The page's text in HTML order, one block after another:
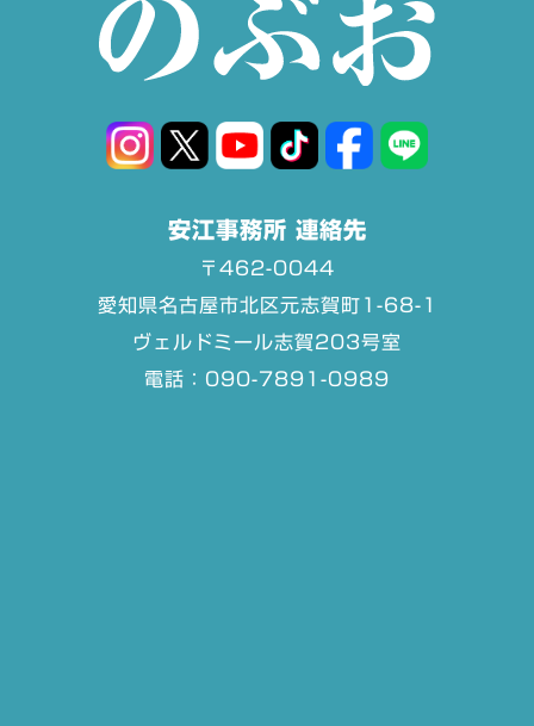
安江事務所 連絡先
〒462-0044
愛知県名古屋市北区元志賀町1-68-1
ヴェルドミール志賀203号室
電話：090-7891-0989